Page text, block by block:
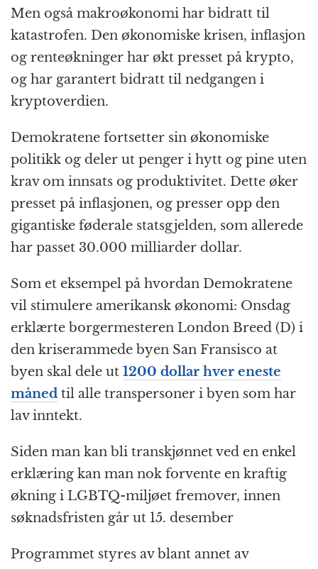
Men også makroøkonomi har bidratt til
katastrofen. Den økonomiske krisen, inflasjon
og renteøkninger har økt presset på krypto,
og har garantert bidratt til nedgangen i
kryptoverdien.
Demokratene fortsetter sin økonomiske
politikk og deler ut penger i hytt og pine uten
krav om innsats og produktivitet. Dette øker
presset på inflasjonen, og presser opp den
gigantiske føderale statsgjelden, som allerede
har passet 30.000 milliarder dollar.
Som et eksempel på hvordan Demokratene
vil stimulere amerikansk økonomi: Onsdag
erklærte borgermesteren London Breed (D) i
den kriserammede byen San Fransisco at
byen skal dele ut 1200 dollar hver eneste
måned til alle transpersoner i byen som har
lav inntekt.
Siden man kan bli transkjønnet ved en enkel
erklæring kan man nok forvente en kraftig
økning i LGBTQ-miljøet fremover, innen
søknadsfristen går ut 15. desember
Programmet styres av blant annet av